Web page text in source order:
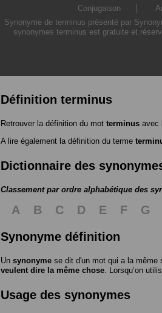
Conjugaison
Synonyme de terminus présenté par
synonymes terminus est gratuite et
Définition terminus
Retrouver la définition du mot terminus avec
A lire également la définition du terme
Dictionnaire des
Classement par ordre alphabétique des
A B C D E F G
Synonyme définition
Un synonyme se dit d'un mot qui a la même
veulent dire la même chose . Lorsqu’on
Usage des synonymes